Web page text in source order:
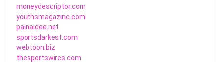
moneydescriptor.com
youthsmagazine.com
painaidee.net
sportsdarkest.com
webtoon.biz
thesportswires.com